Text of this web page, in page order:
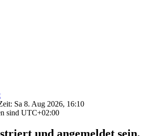
Sa 8. Aug 2026, 16:10
sind UTC+02:00